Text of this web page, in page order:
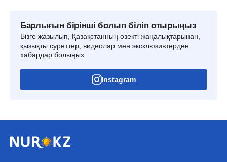
Барлығын бірінші болып біліп отырыңыз
Бізге жазылып, Қазақстанның өзекті жаңалықтарынан,
қызықты суреттер, видеолар мен эксклюзивтерден
хабардар болыңыз.
Instagram